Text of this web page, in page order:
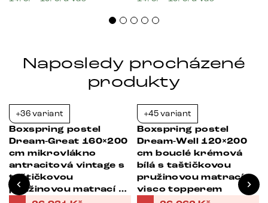
Naposledy procházené
produkty
+36 variant
Boxspring postel
Dream-Great 160×200
cm mikrovlákno
antracitová vintage s
taštičkovou
pružinovou matrací a
+45 variant
Boxspring postel
Dream-Well 120×200
cm bouclé krémová
bílá s taštičkovou
pružinovou matrací a
visco topperem